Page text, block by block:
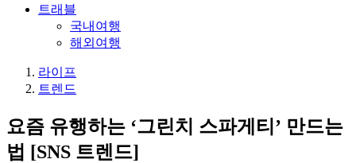
트래블
국내여행
해외여행
라이프
트렌드
요즘 유행하는 ‘그린치 스파게티’ 만드는
법 [SNS 트렌드]